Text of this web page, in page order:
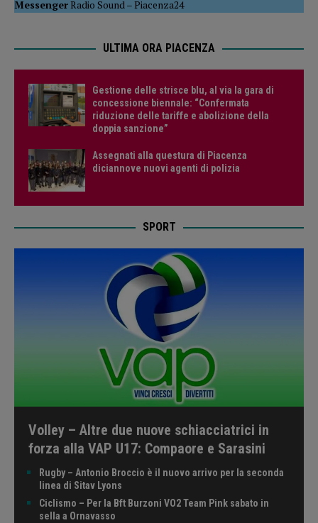
MessengerRadio Sound –Piacenza24
ULTIMA ORA PIACENZA
Gestione delle strisce blu, al via la gara di
concessione biennale: “Confermata
riduzione delle tariffe e abolizione della
doppia sanzione”
Assegnati alla questura di Piacenza
diciannove nuovi agenti di polizia
SPORT
Volley – Altre due nuove schiacciatrici in
forza alla VAP U17: Compaore e Sarasini
Rugby – Antonio Broccio è il nuovo arrivo per la seconda
linea di Sitav Lyons
Ciclismo – Per la Bft Burzoni VO2 Team Pink sabato in
sella a Ornavasso